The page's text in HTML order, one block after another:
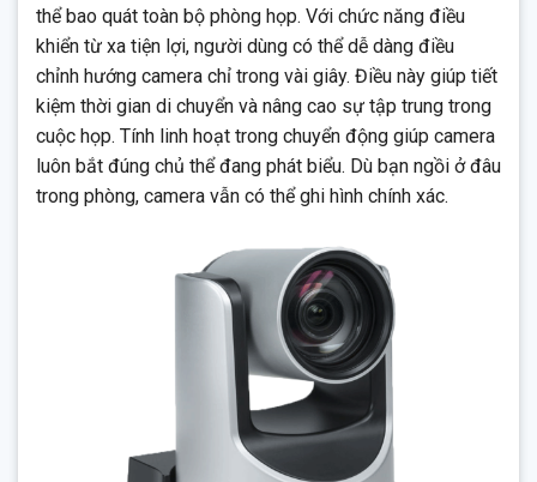
thể bao quát toàn bộ phòng họp. Với chức năng điều
khiển từ xa tiện lợi, người dùng có thể dễ dàng điều
chỉnh hướng camera chỉ trong vài giây. Điều này giúp tiết
kiệm thời gian di chuyển và nâng cao sự tập trung trong
cuộc họp. Tính linh hoạt trong chuyển động giúp camera
luôn bắt đúng chủ thể đang phát biểu. Dù bạn ngồi ở đâu
trong phòng, camera vẫn có thể ghi hình chính xác.